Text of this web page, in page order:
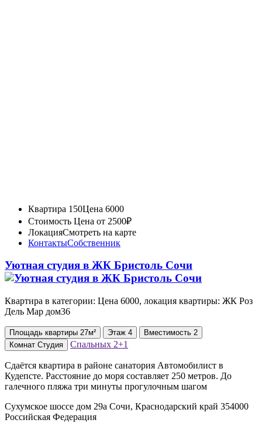
Квартира 150Цена 6000
Стоимость Цена от 2500₽
ЛокацияСмотреть на карте
КонтактыСобственник
Уютная студия в ЖК Бристоль Сочи
Квартира в категории: Цена 6000, локация квартиры: ЖК ⁠Роз
Дель Мар дом36
Площадь квартиры 27м² Этаж 4 Вместимость 2
Комнат Студия Спальных 2+1
Сдаётся квартира в районе санатория Автомобилист в
Кудепсте. Расстояние до моря составляет 250 метров. До
галечного пляжа три минуты прогулочным шагом
Сухумское шоссе дом 29а Сочи, Краснодарский край 354000
Российская Федерация